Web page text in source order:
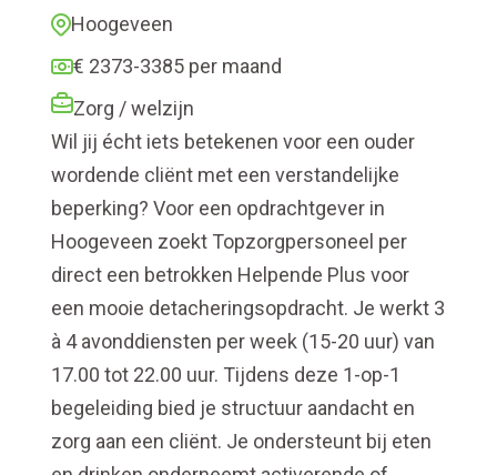
Hoogeveen
€ 2373-3385 per maand
Zorg / welzijn
Wil jij écht iets betekenen voor een ouder
wordende cliënt met een verstandelijke
beperking? Voor een opdrachtgever in
Hoogeveen zoekt Topzorgpersoneel per
direct een betrokken Helpende Plus voor
een mooie detacheringsopdracht. Je werkt 3
à 4 avonddiensten per week (15-20 uur) van
17.00 tot 22.00 uur. Tijdens deze 1-op-1
begeleiding bied je structuur aandacht en
zorg aan een cliënt. Je ondersteunt bij eten